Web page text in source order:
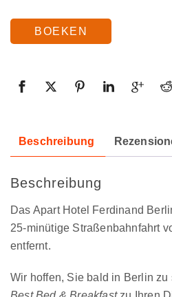
BOEKEN
Beschreibung
Beschreibung
Das Apart Hotel Ferdinand
25-minütige Straßenbahnfahrt
entfernt.
Wir hoffen, Sie bald in Berlin zu